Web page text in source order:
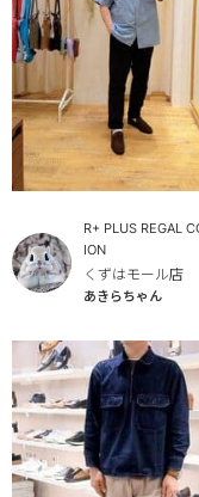
R+ PLUS REGAL
ION
くずはモール店
あきらちゃん